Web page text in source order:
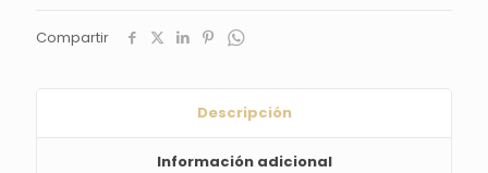
min.5
Compartir
Descripción
Información adicional